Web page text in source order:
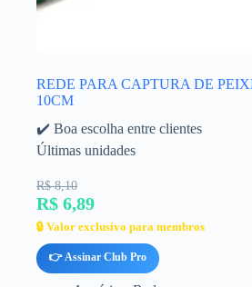
REDE PARA CAPTURA DE
10CM
✔️ Boa escolha entre clientes
Últimas unidades
R$ 8,10
R$ 6,89
🔒 Valor exclusivo para membros
👉 Assinar Club Pro